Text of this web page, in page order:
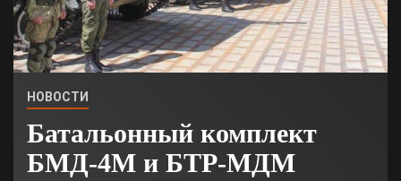
НОВОСТИ
Батальонный комплект
БМД-4М и БТР-МДМ